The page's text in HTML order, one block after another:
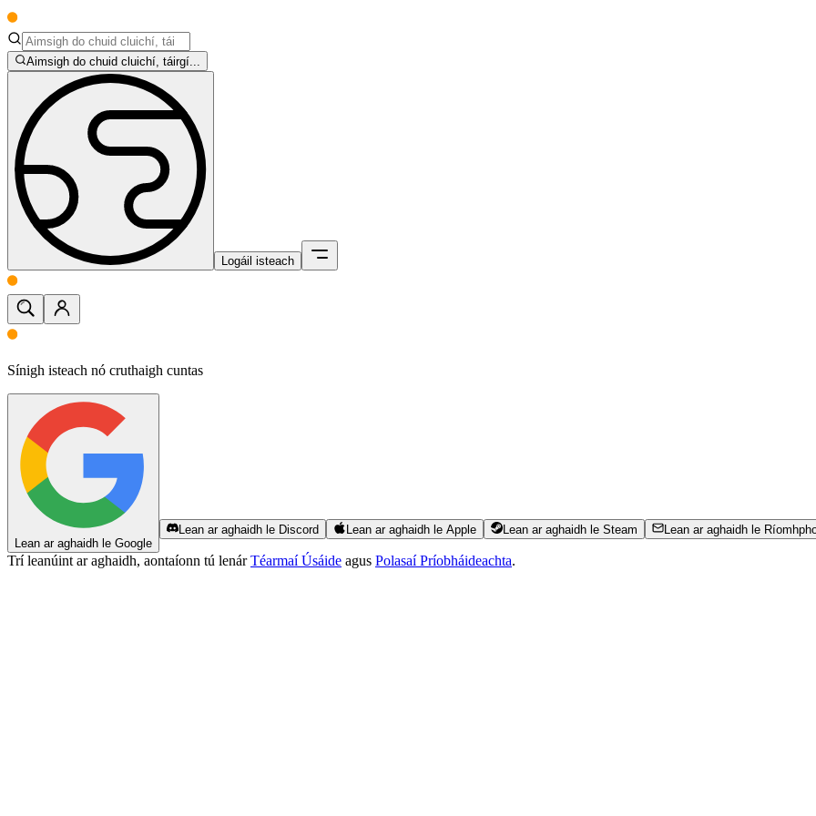
Aimsigh do chuid cluichí, táirgí...
Logáil isteach
Sínigh isteach nó cruthaigh cuntas
Lean ar aghaidh le Google
Lean ar aghaidh le Discord Lean ar aghaidh le Apple Lean ar aghaidh le Steam Lean ar aghaidh le
Trí leanúint ar aghaidh, aontaíonn tú lenárTéarmaí Úsáide agus Polasaí Príobháideachta.